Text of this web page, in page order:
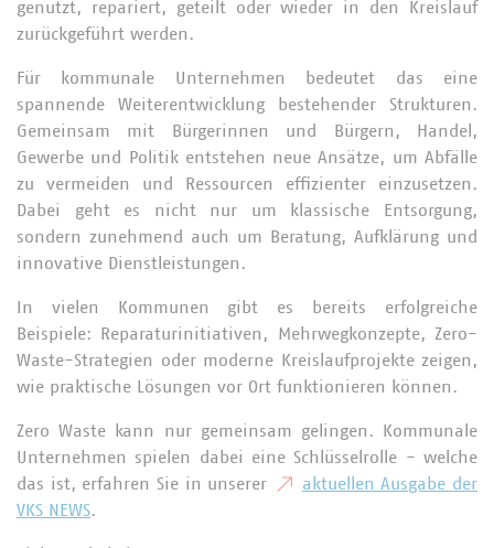
genutzt, repariert, geteilt oder wieder in den Kreislauf
zurückgeführt werden.
Für kommunale Unternehmen bedeutet das eine
spannende Weiterentwicklung bestehender Strukturen.
Gemeinsam mit Bürgerinnen und Bürgern, Handel,
Gewerbe und Politik entstehen neue Ansätze, um Abfälle
zu vermeiden und Ressourcen effizienter einzusetzen.
Dabei geht es nicht nur um klassische Entsorgung,
sondern zunehmend auch um Beratung, Aufklärung und
innovative Dienstleistungen.
In vielen Kommunen gibt es bereits erfolgreiche
Beispiele: Reparaturinitiativen, Mehrwegkonzepte, Zero-
Waste-Strategien oder moderne Kreislaufprojekte zeigen,
wie praktische Lösungen vor Ort funktionieren können.
Zero Waste kann nur gemeinsam gelingen. Kommunale
Unternehmen spielen dabei eine Schlüsselrolle - welche
das ist, erfahren Sie in unserer
aktuellen Ausgabe der
VKS NEWS.